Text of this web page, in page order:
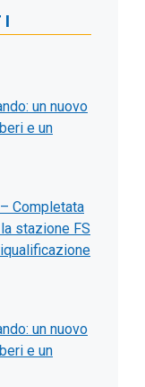
un nuovo
e un
Completata
stazione FS
un nuovo
e un